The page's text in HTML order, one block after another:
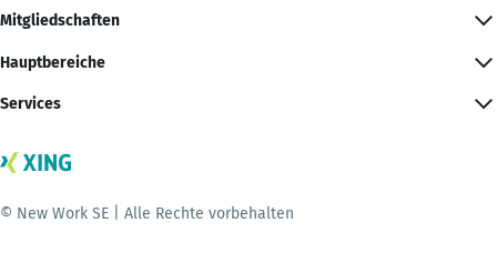
Mitgliedschaften
Hauptbereiche
Services
© New Work SE | Alle Rechte vorbehalten